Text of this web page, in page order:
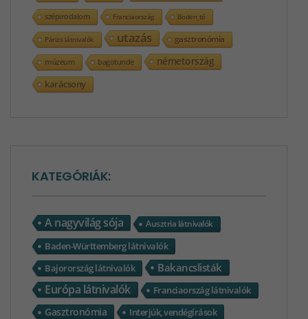
szépirodalom Franciaország Boden_tó
Párizs látnivalók utazás gasztronómia
múzeum bagotunde németország
karácsony
KATEGÓRIÁK:
A nagyvilág sója Ausztria látnivalók
Baden-Württemberg látnivalók
Bajorország látnivalók
Bakancslisták
Európa látnivalók Franciaország látnivalók
Gasztronómia Interjúk, vendégírások